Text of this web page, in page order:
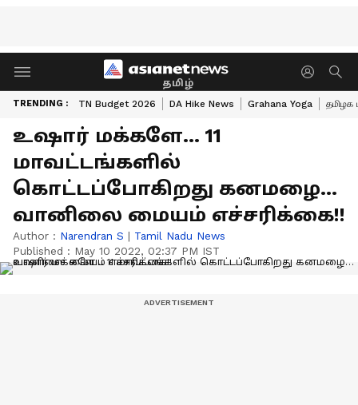
தமிழ்
TRENDING : TN Budget 2026 DA Hike News Grahana Yoga தமிழக
உஷார் மக்களே… 11
மாவட்டங்களில்
கொட்டப்போகிறது கனமழை…
வானிலை மையம் எச்சரிக்கை!!
Author : Narendran S | Tamil Nadu News
Published : May 10 2022, 02:37 PM IST